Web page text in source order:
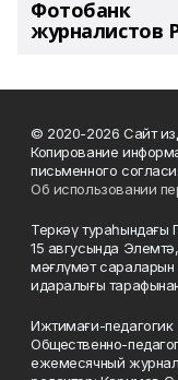
Фотобанк
журналистов
© 2020-2026 Сайт
Копирование
письменного
Об использовании
Теркәү тураһындағы
15 авгусында
мәғлүмәт сараларын
идаралығы
Ижтимағи-
Общественно-
ежемесячный